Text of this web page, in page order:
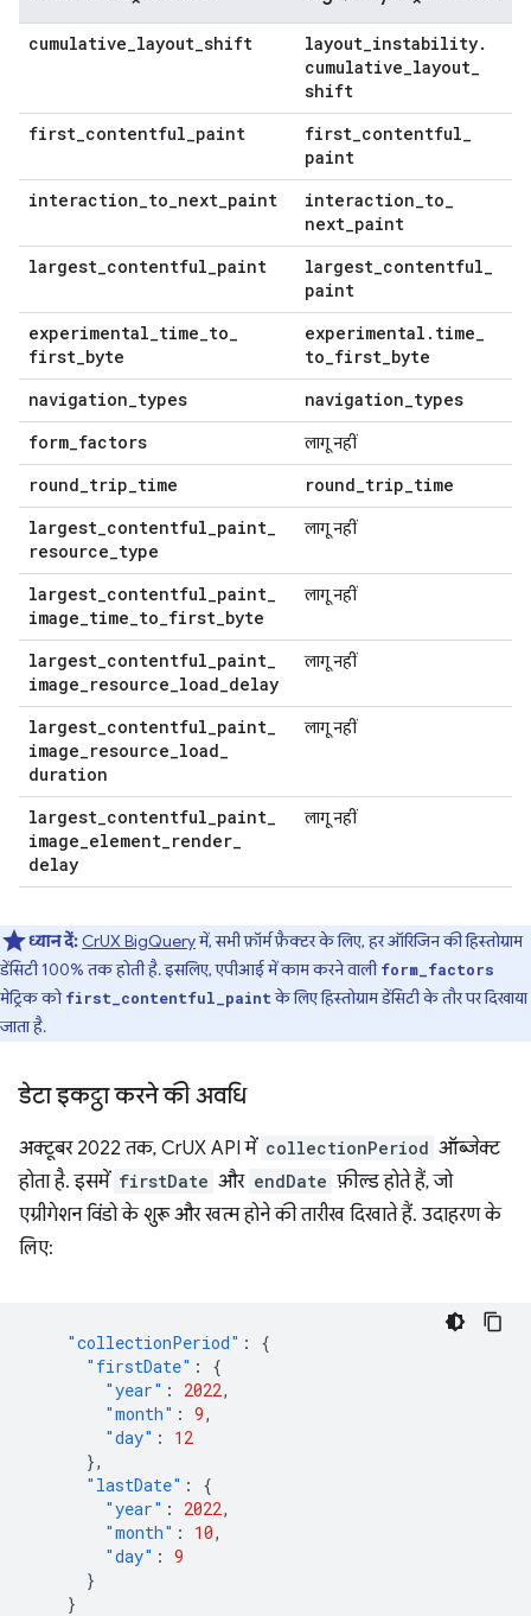
cumulative_layout_shift layout_instability.
cumulative_layout_
shift
first_contentful_paint first_contentful_
paint
interaction_to_next_paint interaction_to_
next_paint
largest_contentful_paint largest_contentful_
paint
experimental_time_to_
first_byte
experimental . time_
to_first_byte
navigation_types navigation_types
form_factors लागू नहीं
round_trip_time round_trip_time
largest_contentful_paint_
resource_type
लागू नहीं
largest_contentful_paint_
image_time_to_first_byte
लागू नहीं
largest_contentful_paint_
image_resource_load_delay
लागू नहीं
largest_contentful_paint_
image_resource_load_
duration
लागू नहीं
largest_contentful_paint_
image_element_render_
delay
लागू नहीं
ध्यान दें: CrUX BigQueryमें, सभी फ़ॉर्म फ़ैक्टर के लिए, हर ऑरिजिन की हिस्तोग्राम
डेंसिटी 100% तक होती है. इसलिए, एपीआई में काम करने वालीform_factors
मेट्रिक कोfirst_contentful_paintके लिए हिस्तोग्राम डेंसिटी के तौर पर दिखाया
जाता है.
डेटा इकट्ठा करने की अवधि
अक्टूबर 2022 तक, CrUX API में collectionPeriod ऑब्जेक्ट
होता है. इसमें firstDate और endDate फ़ील्ड होते हैं, जो
एग्रीगेशन विंडो के शुरू और खत्म होने की तारीख दिखाते हैं. उदाहरण के
लिए:
"collectionPeriod" :
{
"firstDate" :
{
"year" : 2022,
"month" : 9,
"day" :
12
},
"lastDate" :
{
"year" : 2022,
"month" : 10,
"day" : 9
}
}